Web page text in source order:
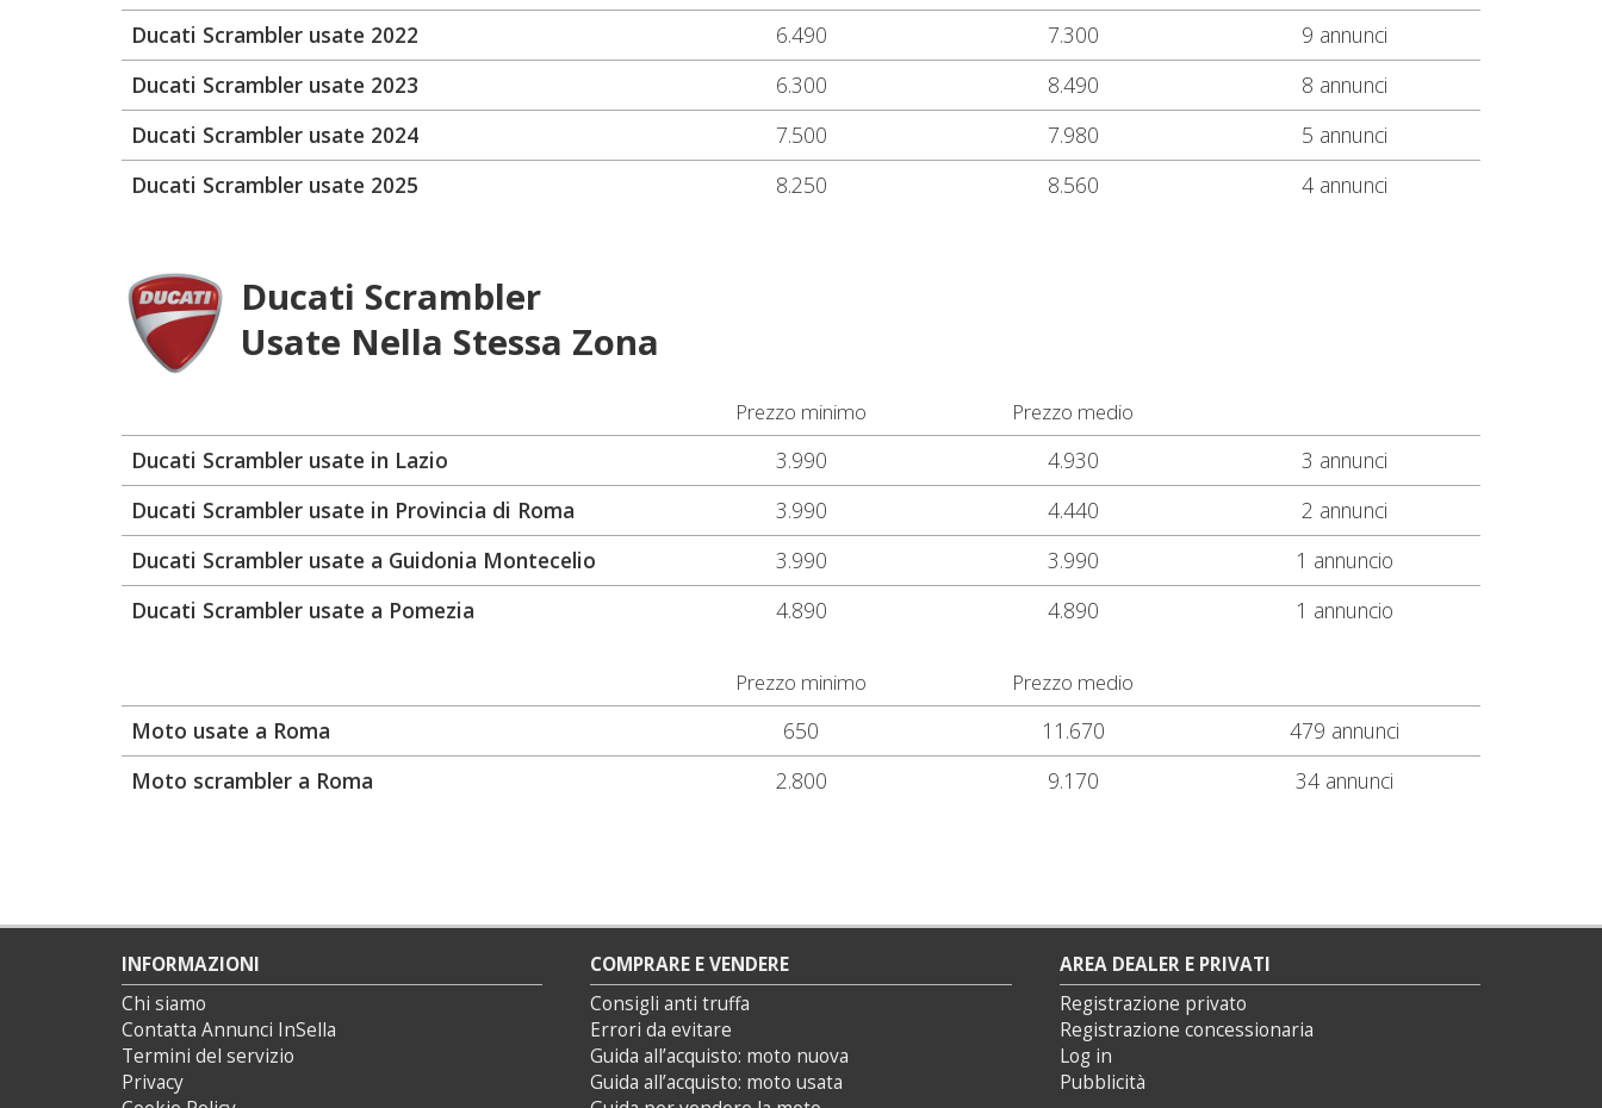
Ducati Scrambler usate 2022
6.490 7.300
9 annunci
Ducati Scrambler usate 2023
6.300 8.490
8 annunci
Ducati Scrambler usate 2024
7.500 7.980
5 annunci
Ducati Scrambler usate 2025
8.250 8.560 4 annunci
Ducati Scrambler
Usate Nella Stessa Zona
Prezzo minimo Prezzo medio
Ducati Scrambler usate in Lazio 3.990 4.930
3 annunci
Ducati Scrambler usate in Provincia di Roma
3.990 4.440
2 annunci
Ducati Scrambler usate a Guidonia Montecelio
3.990 3.990
1 annuncio
Ducati Scrambler usate a Pomezia
4.890 4.890 1 annuncio
Prezzo minimo Prezzo medio
Moto usate a Roma 650 11.670
479 annunci
Moto scrambler a Roma
2.800 9.170 34 annunci
INFORMAZIONI
Chi siamo
Contatta Annunci InSella
Termini del servizio
Privacy
COMPRARE E VENDERE
Consigli anti truffa
Errori da evitare
Guida all’acquisto: moto nuova
Guida all’acquisto: moto usata
AREA DEALER E PRIVATI
Registrazione privato
Registrazione concessionaria
Log in
Pubblicità